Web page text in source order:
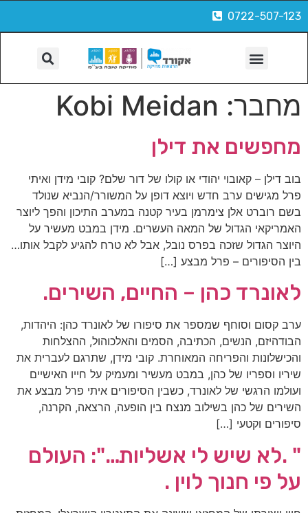
0722-507-123
מחבר: Kobi Meidan
מחפשים את דילן
בוב דילן – קאובוי יהודי או קולו של דור שלם? קובי מידן ואיתי
פרל מגישים ערב חדש ויוצא דופן על המשורר/הנביא שנולד
בשם רוברט אלן צימרמן בעיר קטנה במערב התיכון והפך ליוצר
האמריקאי הגדול של המאה העשרים. מידן במבט מעשיר על
היוצר הגדול שזכה בפרס נובל, אבל לא טרח להגיע לקבל אותו…
בין הסיפורים – פרל מבצע […]
לאונרד כהן – החיים, השירים.
ערב קסום וסוחף שמספר את סיפורו של לאונרד כהן: היהדות,
הבודהיזם, הנשים, הכתיבה, הסמים והאלכוהול, ההצלחות
והכישלונות והפריחה המאוחרת. קובי מידן, שתרגם לעברית את
שיריו וספריו של כהן, במבט מעשיר ומעמיק על חייו האישיים
ועולמו הרגשי של לאונרד, כשבין הסיפורים איתי פרל מבצע את
השירים של כהן בשילוב מנצח בין הופעה, הרצאה, הקרנה,
סיפורים וקטעי […]
" .לא שיש לי אשליות…": העולם
על פי חנוך לוין .